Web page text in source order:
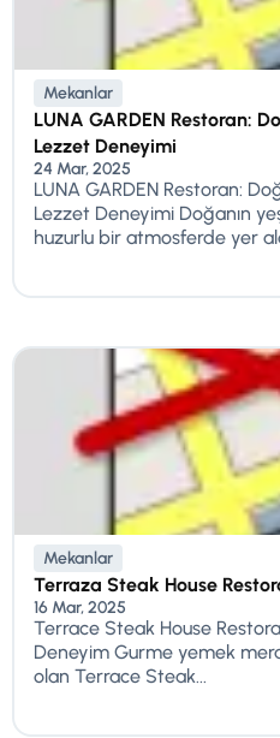
Mekanlar
LUNA GARDEN Restoran:
Lezzet Deneyimi
24 Mar, 2025
LUNA GARDEN Restoran:
Lezzet Deneyimi Doğanın
huzurlu bir atmosferde yer
Mekanlar
Terraza Steak House
16 Mar, 2025
Terrace Steak House
Deneyim Gurme yemek
olan Terrace Steak...